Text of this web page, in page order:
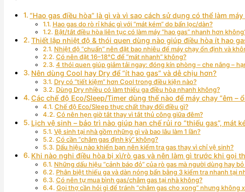
“Hao gas điều hòa” là gì và vì sao cách sử dụng có thể làm
Hao gas do rò rỉ khác gì với “mát kém” do bẩn lọc/dàn?
Bật/tắt điều hòa liên tục có làm máy “hao gas” nhanh hơn
Thiết lập nhiệt độ & thói quen dùng nào giúp điều hòa ít hao
Nhiệt độ “chuẩn” nên đặt bao nhiêu để máy chạy ổn định và
Có nên đặt 16–18°C để “mát nhanh” không?
4 thói quen giúp giảm tải ngay: đóng kín phòng – che nắng –
Nên dùng Cool hay Dry để “ít hao gas” và dễ chịu hơn?
Dry có “tiết kiệm” hơn Cool trong điều kiện nào?
Dùng Dry nhiều có làm thiếu ga điều hòa nhanh không?
Các chế độ Eco/Sleep/Timer dùng thế nào để máy chạy “êm –
Chế độ Eco/Sleep thực chất thay đổi điều gì?
Có nên hẹn giờ tắt thay vì tắt thủ công giữa đêm?
Lịch vệ sinh – bảo trì nào giúp hạn chế rủi ro “thiếu gas”, mát
Vệ sinh tại nhà gồm những gì và bao lâu làm 1 lần?
Có cần “châm gas định kỳ” không?
Dấu hiệu nào khiến bạn nên kiểm tra gas thay vì chỉ vệ sinh?
Khi nào nghi điều hòa bị xì/rò gas và nên làm gì trước khi gọi
Những dấu hiệu “cảnh báo đỏ” của rò gas mà người dùng hay bỏ
Phân biệt thiếu ga và dàn nóng bẩn bằng 3 kiểm tra nhanh tại
Có nên tự mua bình gas/châm gas tại nhà không?
Gọi thợ cần hỏi gì để tránh “châm gas cho xong” nhưng không